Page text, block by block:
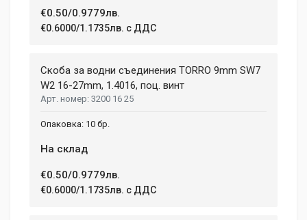
Post Your Review
€0.50/0.9779лв.
€0.6000/1.1735лв. с ДДС
Скоба за водни съединения TORRО 9mm SW7
W2 16-27mm, 1.4016, поц. винт
3200 16 25
10 бр.
На склад
€0.50/0.9779лв.
€0.6000/1.1735лв. с ДДС